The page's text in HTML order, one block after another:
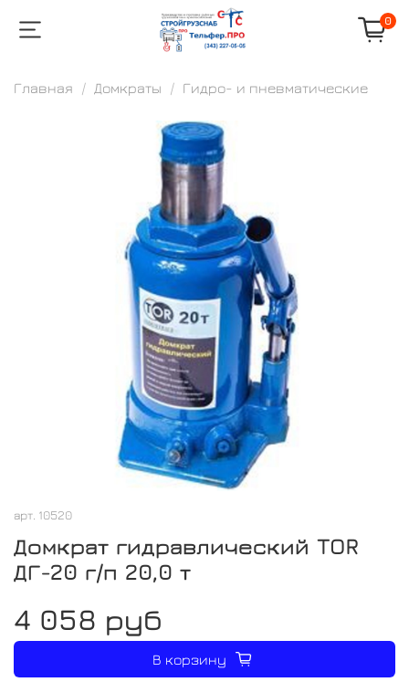
0
Главная Домкраты Гидро- и пневматические
арт. 10520
Домкрат гидравлический TOR
ДГ-20 г/п 20,0 т
4 058 руб
В корзину